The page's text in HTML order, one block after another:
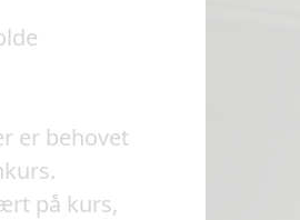
er behovet
på kurs,